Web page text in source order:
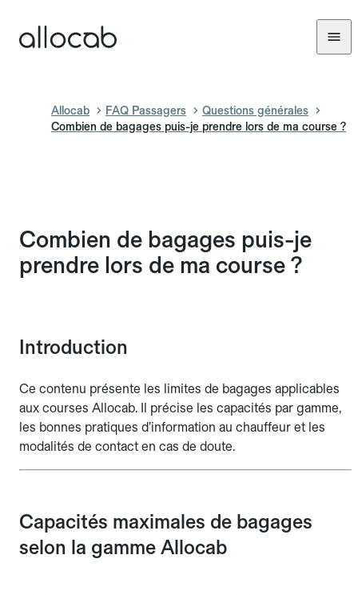
Allocab FAQ Passagers
Questions générales
Combien de bagages puis-je prendre lors de ma course ?
Combien de bagages puis-je
prendre lors de ma course ?
Introduction
Ce contenu présente les limites de bagages applicables
aux courses Allocab. Il précise les capacités par gamme,
les bonnes pratiques d’information au chauffeur et les
modalités de contact en cas de doute.
Capacités maximales de bagages
selon la gamme Allocab